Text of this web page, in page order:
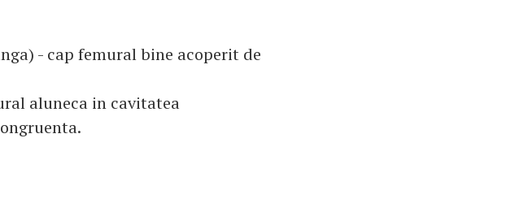
- cap femural bine acoperit de
aluneca in cavitatea